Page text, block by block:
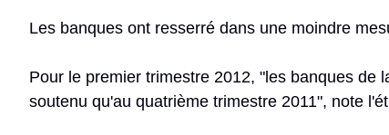
Les banques ont resserré dans une moindre
Pour le premier trimestre 2012, "les banques de
soutenu qu'au quatrième trimestre 2011", note